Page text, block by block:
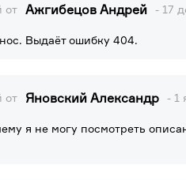
от Ажгибецов Андрей - 17
Выдаёт ошибку 404.
от Яновский Александр - 1
я не могу посмотреть